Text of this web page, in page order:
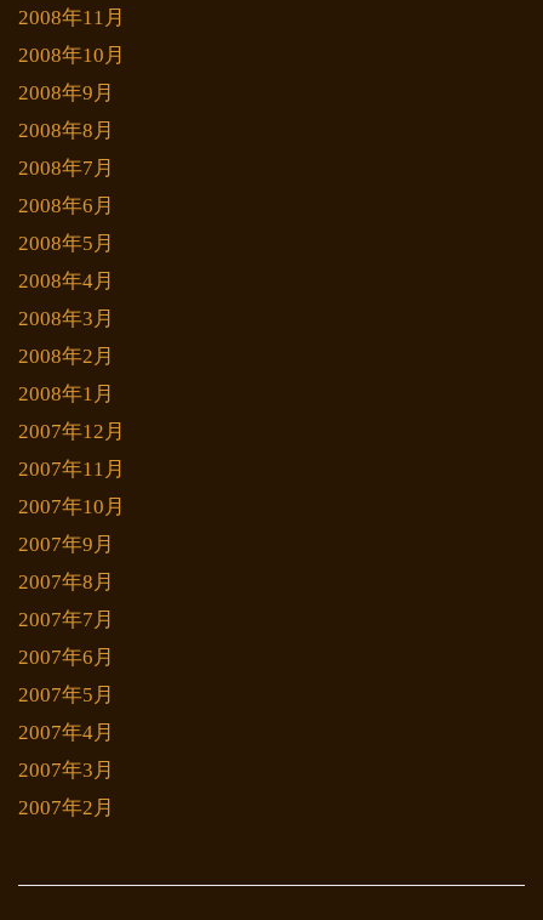
2008年11月
2008年10月
2008年9月
2008年8月
2008年7月
2008年6月
2008年5月
2008年4月
2008年3月
2008年2月
2008年1月
2007年12月
2007年11月
2007年10月
2007年9月
2007年8月
2007年7月
2007年6月
2007年5月
2007年4月
2007年3月
2007年2月